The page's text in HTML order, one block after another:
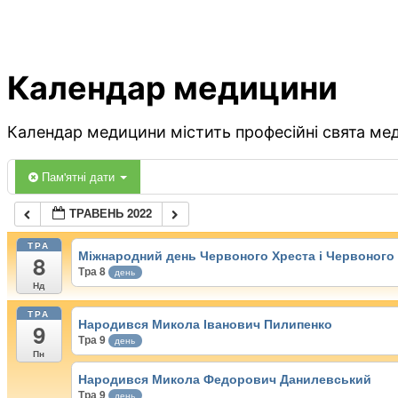
Календар медицини
Календар медицини містить професійні свята
Пам'ятні дати
ТРАВЕНЬ 2022
ТРА
8
Нд
Міжнародний день Червоного Хреста і Червоного
Тра 8 день
ТРА
9
Пн
Народився Микола Іванович Пилипенко
Тра 9 день
Народився Микола Федорович Данилевський
Тра 9 день